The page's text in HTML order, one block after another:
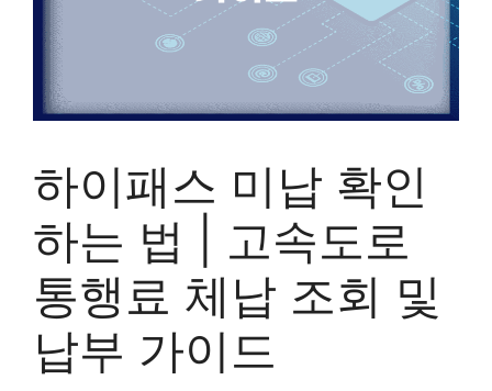
하이패스 미납 확인
하는 법 | 고속도로
통행료 체납 조회 및
납부 가이드